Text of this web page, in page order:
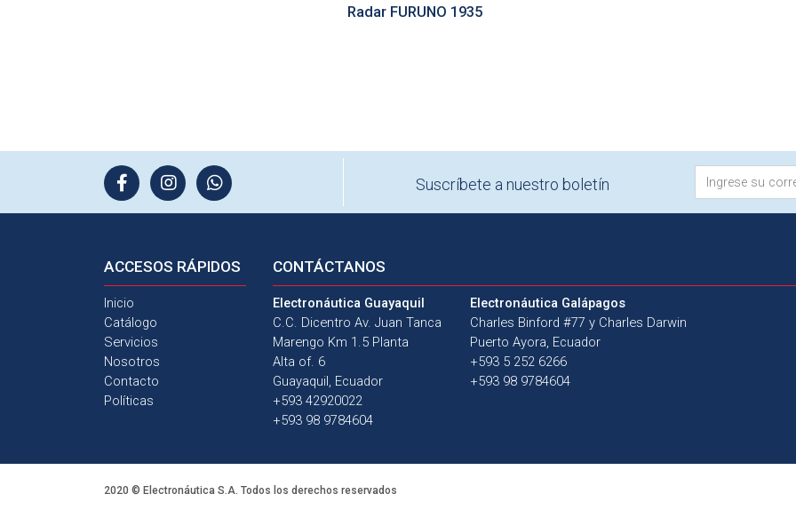
Radar FURUNO 1935
Suscríbete a nuestro boletín
ACCESOS RÁPIDOS
Inicio
Catálogo
Servicios
Nosotros
Contacto
Políticas
CONTÁCTANOS
Electronáutica Guayaquil
C.C. Dicentro Av. Juan Tanca
Marengo Km 1.5 Planta
Alta of. 6
Guayaquil, Ecuador
+593 42920022
+593 98 9784604
Electronáutica Galápagos
Charles Binford #77 y Charles Darwin
Puerto Ayora, Ecuador
+593 5 252 6266
+593 98 9784604
2020 © Electronáutica S.A. Todos los derechos reservados